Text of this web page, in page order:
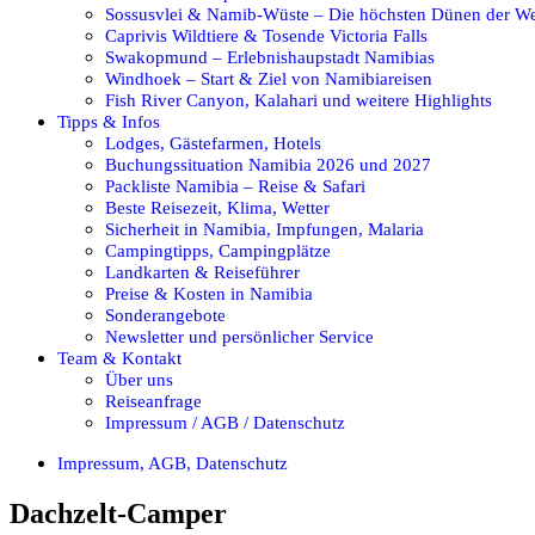
Sossusvlei & Namib-Wüste – Die höchsten Dünen der
Caprivis Wildtiere & Tosende Victoria Falls
Swakopmund – Erlebnishaupstadt Namibias
Windhoek – Start & Ziel von Namibiareisen
Fish River Canyon, Kalahari und weitere Highlights
Tipps & Infos
Lodges, Gästefarmen, Hotels
Buchungssituation Namibia 2026 und 2027
Packliste Namibia – Reise & Safari
Beste Reisezeit, Klima, Wetter
Sicherheit in Namibia, Impfungen, Malaria
Campingtipps, Campingplätze
Landkarten & Reiseführer
Preise & Kosten in Namibia
Sonderangebote
Newsletter und persönlicher Service
Team & Kontakt
Über uns
Reiseanfrage
Impressum / AGB / Datenschutz
Impressum, AGB, Datenschutz
Dachzelt-Camper